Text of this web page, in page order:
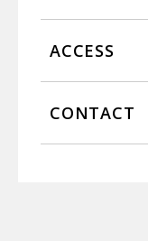
ACCESS
CONTACT